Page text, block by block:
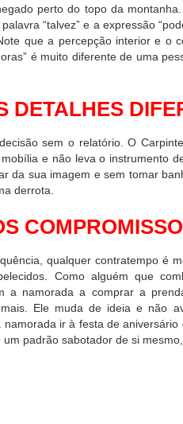
perto do topo da
“talvez” e a expressão
que a percepção interior e o
é muito diferente de uma
DETALHES
sem o relatório. O
e não leva o instrumento
da sua imagem e sem tomar
derrota.
qualquer contratempo é
Como alguém que
a namorada a comprar a
Ele muda de ideia e não
ir à festa de
padrão sabotador de si